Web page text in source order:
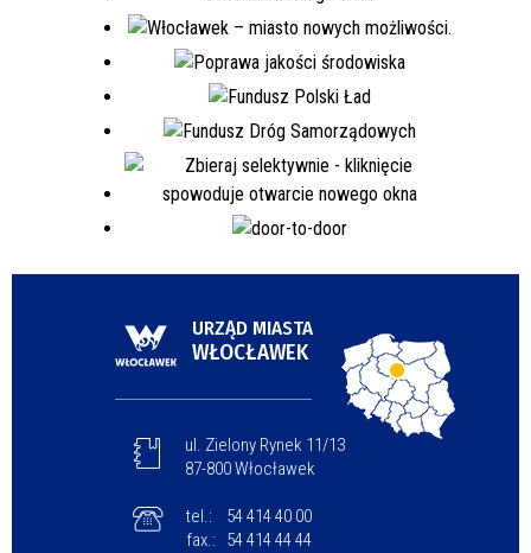
URZĄD MIASTA
WŁOCŁAWEK
ul. Zielony Rynek 11/13
87-800 Włocławek
tel.:
54 414 40 00
fax.:
54 414 44 44